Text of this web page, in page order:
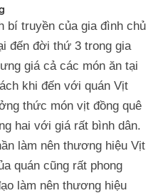
bí truyền của gia đình chủ
đến đời thứ 3 trong gia
giá cả các món ăn tại
khi đến với quán Vịt
thức món vịt đồng quê
hai với giá rất bình dân.
làm nên thương hiệu Vịt
quán cũng rất phong
làm nên thương hiệu